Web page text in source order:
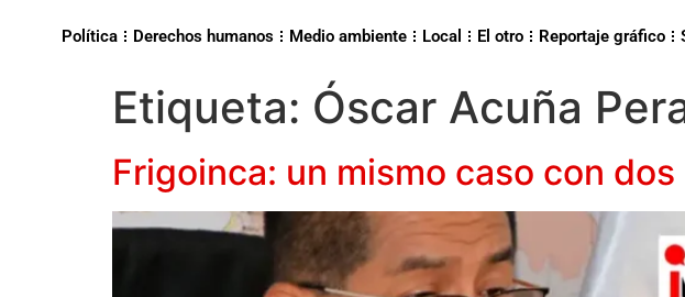
Política Derechos humanos Medio ambiente Local El otro Reportaje gráfico
Etiqueta: Óscar Acuña
Frigoinca: un mismo caso con